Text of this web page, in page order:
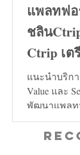
แพลทฟ
ชลิน
Ctrip เต
คลี่คลาย
แนะนำบริกา
Value และ
พัฒนาแพลทฟ
ช่วยเพิ่มทั้งใ